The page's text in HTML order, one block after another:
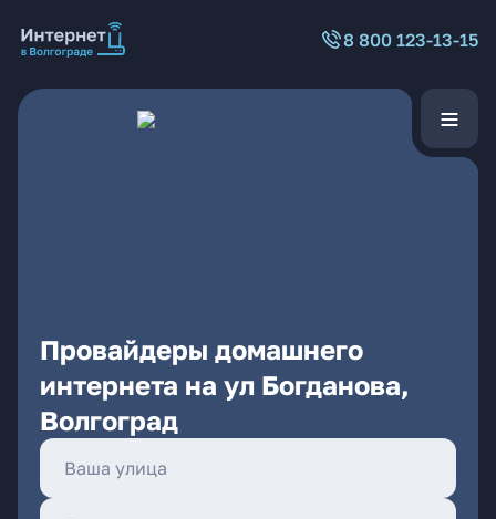
8 800 123-13-15
Провайдеры домашнего
интернета на ул Богданова,
Волгоград